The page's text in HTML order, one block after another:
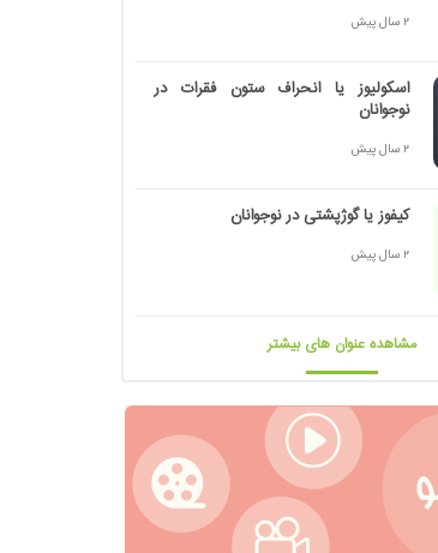
2 سال پیش
اسکولیوز یا انحراف ستون فقرات در
نوجوانان
2 سال پیش
کیفوز یا گوژپشتی در نوجوانان
2 سال پیش
مشاهده عنوان های بیشتر